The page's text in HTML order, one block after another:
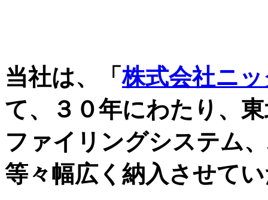
当社は、「株式会社ニ
て、３０年にわたり、
ファイリングシステム
等々幅広く納入させて